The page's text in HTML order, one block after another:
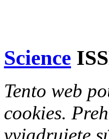
Science
Tento web
cookies.
vyjadrujete